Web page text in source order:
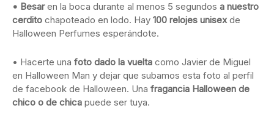
• Besaren la boca durante al menos 5 segundos a nuestro
cerdito chapoteado en lodo. Hay 100 relojes unisexde
Halloween Perfumes esperándote.
• Hacerte una foto dado la vuelta como Javier de Miguel
en Halloween Man y dejar que subamos esta foto al perfil
de facebook de Halloween. Una fragancia Halloween de
chico o de chica puede ser tuya.